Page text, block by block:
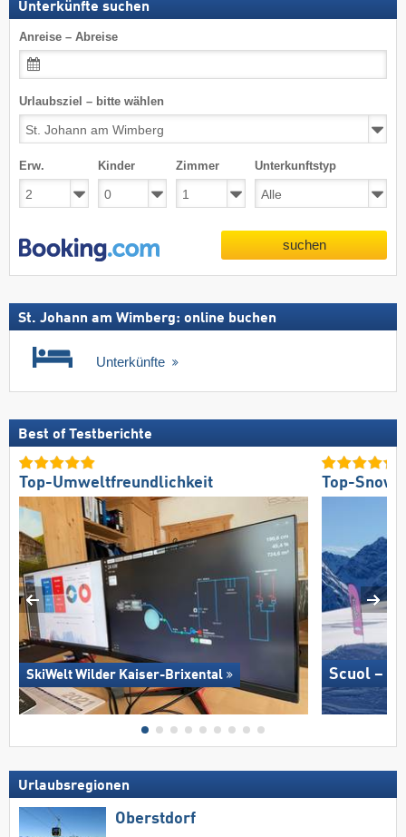
Unterkünfte suchen
Anreise – Abreise
Urlaubsziel – bitte wählen
Erw. Kinder Zimmer Unterkunftstyp
suchen
St. Johann am Wimberg: online buchen
Unterkünfte
Best of Testberichte
Top-Umweltfreundlichkeit
SkiWelt Wilder Kaiser-Brixental
Top-
Scuol –
Urlaubsregionen
Oberstdorf